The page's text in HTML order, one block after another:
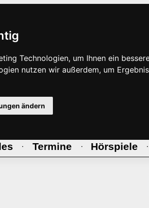
Technologien, um Ihnen ein
nutzen wir außerdem, um
ändern
· Termine · Hörspiele ·